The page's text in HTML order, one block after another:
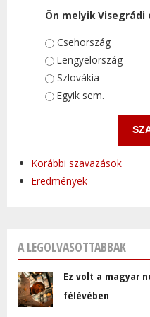
Ön melyik
Választások
Csehország
Lengyelország
Szlovákia
Egyik sem.
Korábbi szavazások
Eredmények
A LEGOLVASOTTABBAK
Ez volt a magyar
félévében